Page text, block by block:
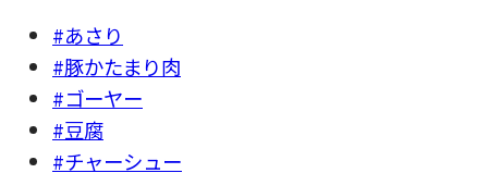
#あさり
#豚かたまり肉
#ゴーヤー
#豆腐
#チャーシュー